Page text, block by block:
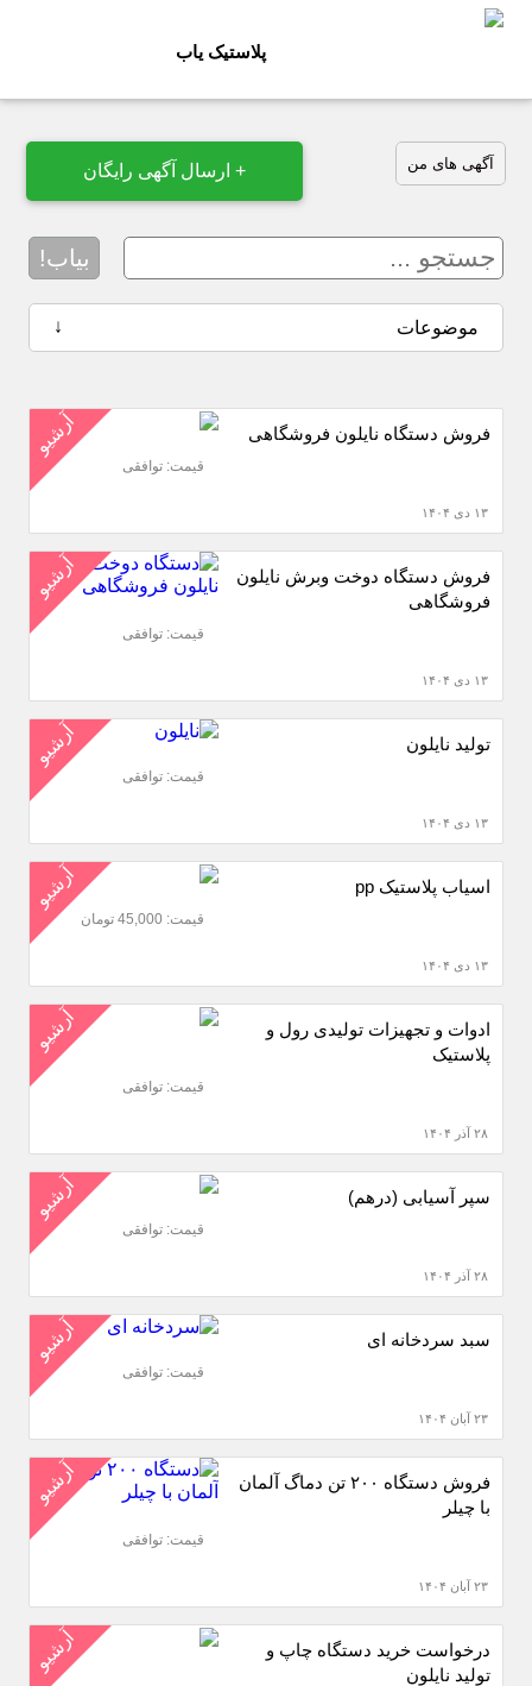
پلاستیک یاب
آگهی های من + ارسال آگهی رایگان
بیاب!
↓ موضوعات
آرشیو فروش دستگاه نایلون فروشگاهی
۱۳ دی ۱۴۰۴
قیمت: توافقی
آرشیو
فروش دستگاه دوخت وبرش نایلون
فروشگاهی
۱۳ دی ۱۴۰۴
قیمت: توافقی
آرشیو تولید نایلون
۱۳ دی ۱۴۰۴
قیمت: توافقی
آرشیو اسیاب پلاستیک pp
۱۳ دی ۱۴۰۴
قیمت: 45,000 تومان
آرشیو
ادوات و تجهیزات تولیدی رول و
پلاستیک
۲۸ آذر ۱۴۰۴
قیمت: توافقی
آرشیو سپر آسیابی (درهم)
۲۸ آذر ۱۴۰۴
قیمت: توافقی
آرشیو سبد سردخانه ای
۲۳ آبان ۱۴۰۴
قیمت: توافقی
آرشیو
فروش دستگاه ٢٠٠ تن دماگ آلمان
با چیلر
۲۳ آبان ۱۴۰۴
قیمت: توافقی
آرشیو
درخواست خرید دستگاه چاپ و
تولید نایلون